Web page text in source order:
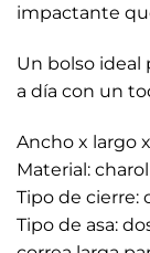
impactante
Un bolso ideal
a día con un
Ancho x largo
Material: charol
Tipo de cierre:
Tipo de asa: